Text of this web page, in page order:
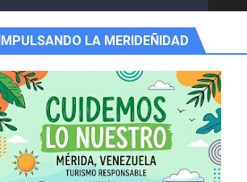
IMPULSANDO LA MERIDEÑIDAD